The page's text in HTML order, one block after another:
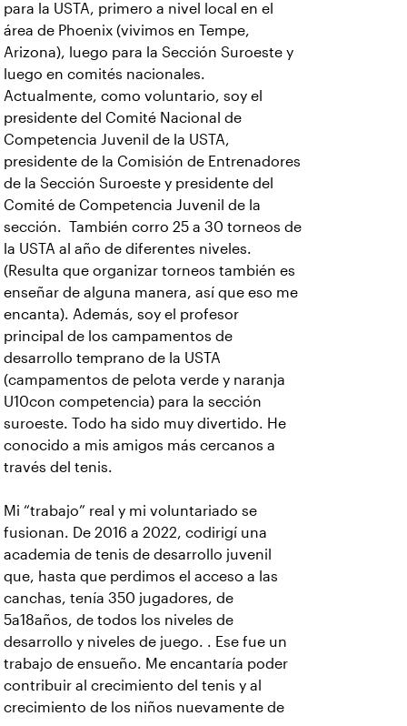
para la USTA, primero a nivel local en el
área de Phoenix (vivimos en Tempe,
Arizona), luego para la Sección Suroeste y
luego en comités nacionales.
Actualmente, como voluntario, soy el
presidente del Comité Nacional de
Competencia Juvenil de la USTA,
presidente de la Comisión de Entrenadores
de la Sección Suroeste y presidente del
Comité de Competencia Juvenil de la
sección. También corro 25 a 30 torneos de
la USTA al año de diferentes niveles.
(Resulta que organizar torneos también es
enseñar de alguna manera, así que eso me
encanta). Además, soy el profesor
principal de los campamentos de
desarrollo temprano de la USTA
(campamentos de pelota verde y naranja
U10con competencia) para la sección
suroeste. Todo ha sido muy divertido. He
conocido a mis amigos más cercanos a
través del tenis.
Mi “trabajo” real y mi voluntariado se
fusionan. De 2016 a 2022, codirigí una
academia de tenis de desarrollo juvenil
que, hasta que perdimos el acceso a las
canchas, tenía 350 jugadores, de
5a18años, de todos los niveles de
desarrollo y niveles de juego. . Ese fue un
trabajo de ensueño. Me encantaría poder
contribuir al crecimiento del tenis y al
crecimiento de los niños nuevamente de